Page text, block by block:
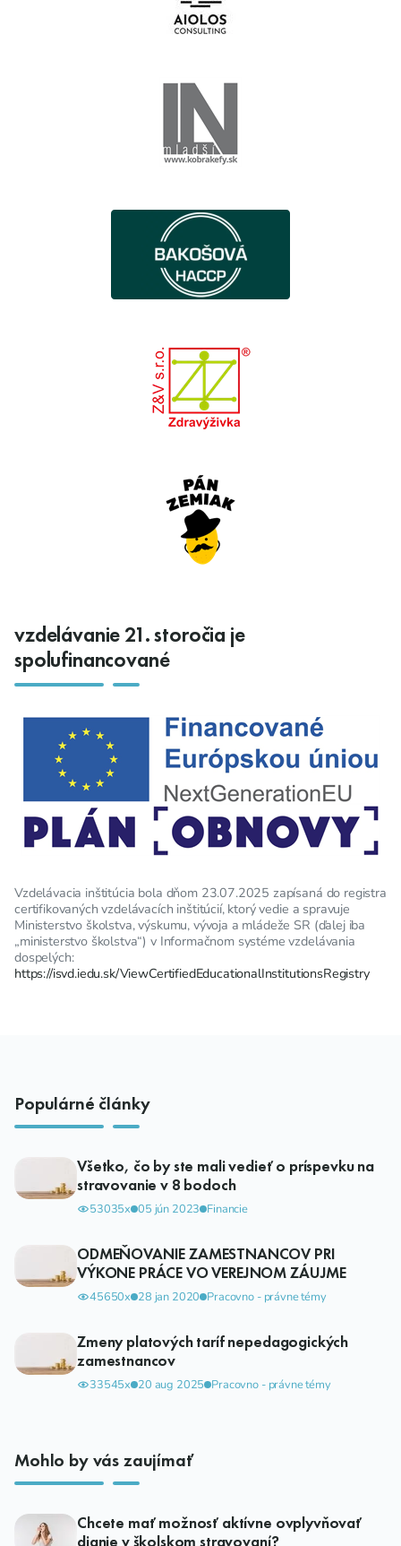
vzdelávanie 21. storočia je
spolufinancované
Vzdelávacia inštitúcia bola dňom 23.07.2025 zapísaná do registra
certifikovaných vzdelávacích inštitúcií, ktorý vedie a spravuje
Ministerstvo školstva, výskumu, vývoja a mládeže SR (ďalej iba
„ministerstvo školstva“) v Informačnom systéme vzdelávania
dospelých:
https://isvd.iedu.sk/ViewCertifiedEducationalInstitutionsRegistry
Populárné články
Všetko, čo by ste mali vedieť o príspevku na
stravovanie v 8 bodoch
53035x 05 jún 2023 Financie
ODMEŇOVANIE ZAMESTNANCOV PRI
VÝKONE PRÁCE VO VEREJNOM ZÁUJME
45650x 28 jan 2020 Pracovno - právne témy
Zmeny platových taríf nepedagogických
zamestnancov
33545x 20 aug 2025 Pracovno - právne témy
Mohlo by vás zaujímať
Chcete mať možnosť aktívne ovplyvňovať
dianie v školskom stravovaní?